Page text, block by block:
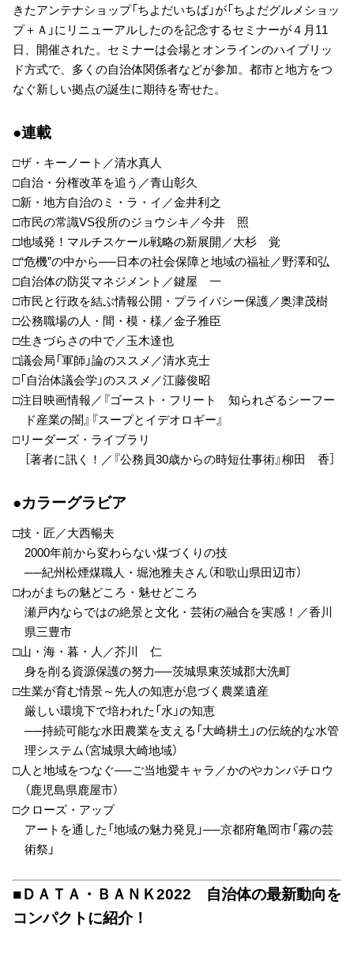
きたアンテナショップ「ちよだいちば」が「ちよだグルメショッ
プ＋Ａ」にリニューアルしたのを記念するセミナーが４月11
日、開催された。セミナーは会場とオンラインのハイブリッ
ド方式で、多くの自治体関係者などが参加。都市と地方をつ
なぐ新しい拠点の誕生に期待を寄せた。
●連載
□ザ・キーノート／清水真人
□自治・分権改革を追う／青山彰久
□新・地方自治のミ・ラ・イ／金井利之
□市民の常識VS役所のジョウシキ／今井 照
□地域発！マルチスケール戦略の新展開／大杉 覚
□“危機”の中から──日本の社会保障と地域の福祉／野澤和弘
□自治体の防災マネジメント／鍵屋 一
□市民と行政を結ぶ情報公開・プライバシー保護／奥津茂樹
□公務職場の人・間・模・様／金子雅臣
□生きづらさの中で／玉木達也
□議会局「軍師」論のススメ／清水克士
□「自治体議会学」のススメ／江藤俊昭
□注目映画情報／『ゴースト・フリート 知られざるシーフー
ド産業の闇』『スープとイデオロギー』
□リーダーズ・ライブラリ
［著者に訊く！／『公務員30歳からの時短仕事術』柳田 香］
●カラーグラビア
□技・匠／大西暢夫
2000年前から変わらない煤づくりの技
──紀州松煙煤職人・堀池雅夫さん（和歌山県田辺市）
□わがまちの魅どころ・魅せどころ
瀬戸内ならではの絶景と文化・芸術の融合を実感！／香川
県三豊市
□山・海・暮・人／芥川 仁
身を削る資源保護の努力──茨城県東茨城郡大洗町
□生業が育む情景～先人の知恵が息づく農業遺産
厳しい環境下で培われた「水」の知恵
──持続可能な水田農業を支える「大崎耕土」の伝統的な水管
理システム（宮城県大崎地域）
□人と地域をつなぐ──ご当地愛キャラ／かのやカンパチロウ
（鹿児島県鹿屋市）
□クローズ・アップ
アートを通した「地域の魅力発見」──京都府亀岡市「霧の芸
術祭」
■ＤＡＴＡ・ＢＡＮＫ2022 自治体の最新動向を
コンパクトに紹介！